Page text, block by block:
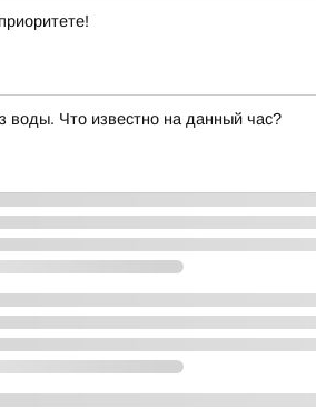
воды. Что известно на данный час?